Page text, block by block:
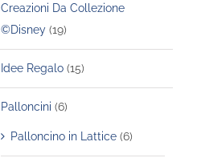
Creazioni Da Collezione
©Disney (19)
Idee Regalo (15)
Palloncini (6)
Palloncino in Lattice (6)